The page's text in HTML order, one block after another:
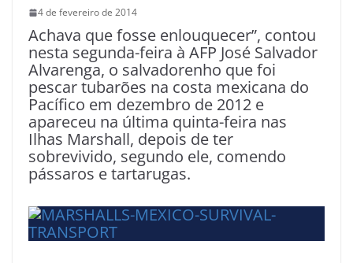
4 de fevereiro de 2014
Achava que fosse enlouquecer”, contou
nesta segunda-feira à AFP José Salvador
Alvarenga, o salvadorenho que foi
pescar tubarões na costa mexicana do
Pacífico em dezembro de 2012 e
apareceu na última quinta-feira nas
Ilhas Marshall, depois de ter
sobrevivido, segundo ele, comendo
pássaros e tartarugas.